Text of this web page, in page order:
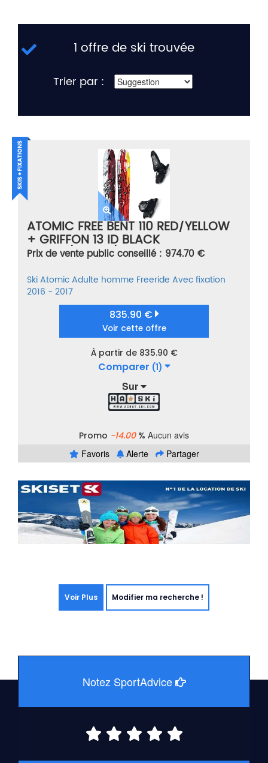
1 offre de ski trouvée
Trier par :
ATOMIC FREE BENT 110 RED/YELLOW
+ GRIFFON 13 ID BLACK
ROUGE/JAUNE/GRIS TAILLE 172
Prix de vente public conseillé : 974.70 €
SkiAtomicAdulte homme Freeride Avec fixation
2016 - 2017
835.90 €
Voir cette offre
À partir de 835.90 €
Comparer (1)
Sur
Promo -14.00% Aucun avis
Favoris
Alerte Partager
Voir Plus Modifier ma recherche !
Notez SportAdvice